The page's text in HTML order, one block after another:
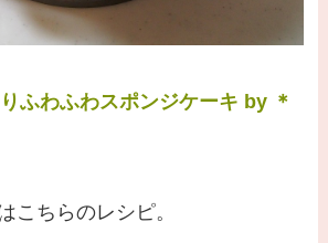
ふわふわスポンジケーキ by ＊
こちらのレシピ。